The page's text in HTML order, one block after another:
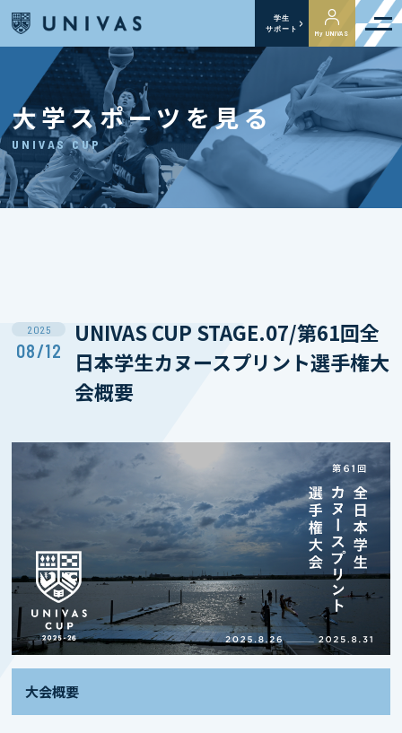
学生
サポート
My UNIVAS
大学スポーツを見る
UNIVAS CUP
2025
08/12
UNIVAS CUP STAGE.07/第61回全
日本学生カヌースプリント選手権大
会概要
大会概要